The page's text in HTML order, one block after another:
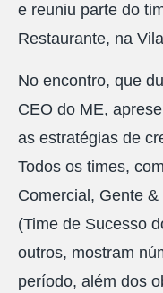
e reuniu parte do
Restaurante, na
No encontro, que
CEO do ME,
as estratégias de
Todos os times,
Comercial, Gente
(Time de Sucesso
outros, mostram
período, além dos